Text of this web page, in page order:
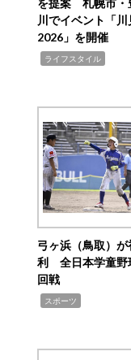
を提案 札幌市・
川でイベント「川
2026」を開催
ライフスタイル
弓ヶ浜（鳥取）が
利 全日本学童野
回戦
スポーツ